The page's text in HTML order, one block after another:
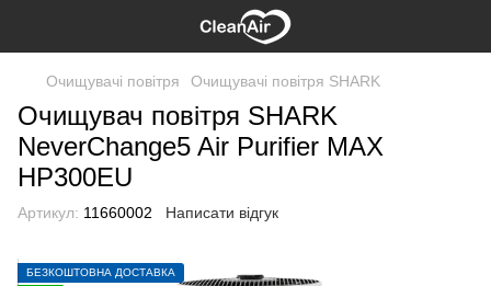
Очищувачі повітря Очищувачі повітря SHARK
Очищувач повітря SHARK
NeverChange5 Air Purifier MAX
HP300EU
Артикул: 11660002 Написати відгук
БЕЗКОШТОВНА ДОСТАВКА